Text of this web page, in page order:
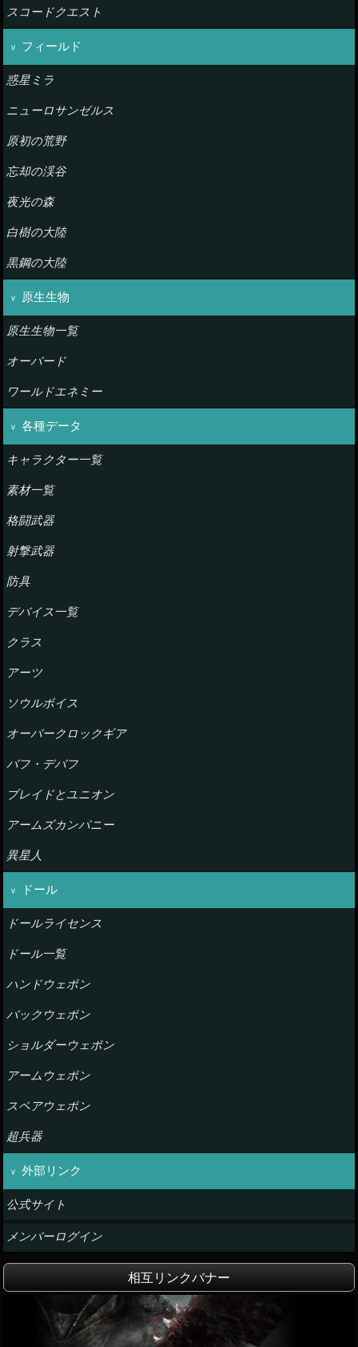
スコードクエスト
フィールド
惑星ミラ
ニューロサンゼルス
原初の荒野
忘却の渓谷
夜光の森
白樹の大陸
黒鋼の大陸
原生生物
原生生物一覧
オーバード
ワールドエネミー
各種データ
キャラクター一覧
素材一覧
格闘武器
射撃武器
防具
デバイス一覧
クラス
アーツ
ソウルボイス
オーバークロックギア
バフ・デバフ
ブレイドとユニオン
アームズカンパニー
異星人
ドール
ドールライセンス
ドール一覧
ハンドウェポン
バックウェポン
ショルダーウェポン
アームウェポン
スペアウェポン
超兵器
外部リンク
公式サイト
メンバーログイン
相互リンクバナー